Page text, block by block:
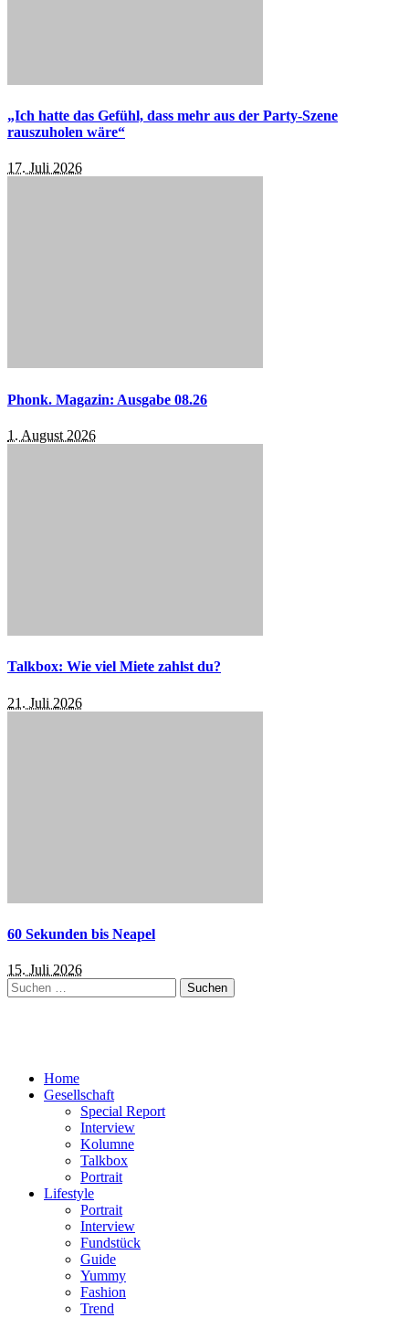
„Ich hatte das Gefühl, dass mehr aus der Party-Szene
rauszuholen wäre“
17. Juli 2026
Phonk. Magazin: Ausgabe 08.26
1. August 2026
Talkbox: Wie viel Miete zahlst du?
21. Juli 2026
60 Sekunden bis Neapel
15. Juli 2026
Suchen
nach:
Home
Gesellschaft
Special Report
Interview
Kolumne
Talkbox
Portrait
Lifestyle
Portrait
Interview
Fundstück
Guide
Yummy
Fashion
Trend